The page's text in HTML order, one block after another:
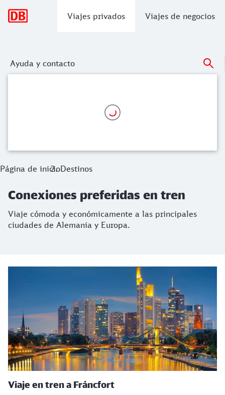
Viajes privados Viajes de negocios
Ayuda y contacto
Conexiones preferidas en tren
Página de inicioDestinos
Conexiones preferidas en tren
Viaje cómoda y económicamente a las principales
ciudades de Alemania y Europa.
Viaje en tren a Fráncfort